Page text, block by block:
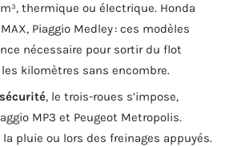
thermique ou électrique. Honda
Piaggio Medley : ces modèles
nécessaire pour sortir du flot
kilomètres sans encombre.
, le trois-roues s’impose,
MP3 et Peugeot Metropolis.
pluie ou lors des freinages appuyés.